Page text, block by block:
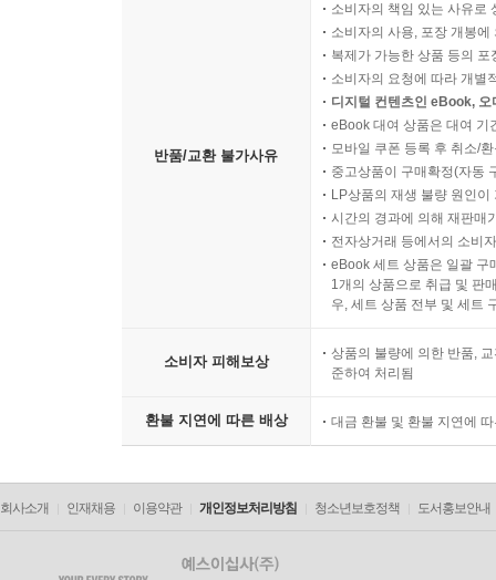
반품/교환 불가사유
소비자의 책임 있는 사유로
소비자의 사용, 포장 개봉
복제가 가능한 상품 등의
소비자의 요청에 따라 개별
디지털 컨텐츠인 eBook,
eBook 대여 상품은 대여 기
모바일 쿠폰 등록 후 취소/
중고상품이 구매확정(자동
LP상품의 재생 불량 원인
시간의 경과에 의해 재판매
전자상거래 등에서의 소비
eBook 세트 상품은 일괄 구
1개의 상품으로 취급 및 판
우, 세트 상품 전부 및 세트
소비자 피해보상
상품의 불량에 의한 반품,
준하여 처리됨
환불 지연에 따른 배상 대금 환불 및 환불 지연에
회사소개 인재채용 이용약관 개인정보처리방침 청소년보호정책 도서홍보안내